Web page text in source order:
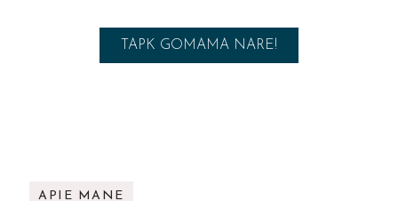
TAPK GOMAMA NARE!
APIE MANE